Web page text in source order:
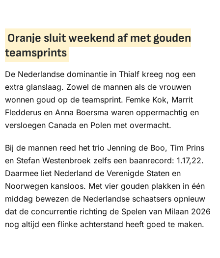
Oranje sluit weekend af met gouden
teamsprints
De Nederlandse dominantie in Thialf kreeg nog een
extra glanslaag. Zowel de mannen als de vrouwen
wonnen goud op de teamsprint. Femke Kok, Marrit
Fledderus en Anna Boersma waren oppermachtig en
versloegen Canada en Polen met overmacht.
Bij de mannen reed het trio Jenning de Boo, Tim Prins
en Stefan Westenbroek zelfs een baanrecord: 1.17,22.
Daarmee liet Nederland de Verenigde Staten en
Noorwegen kansloos. Met vier gouden plakken in één
middag bewezen de Nederlandse schaatsers opnieuw
dat de concurrentie richting de Spelen van Milaan 2026
nog altijd een flinke achterstand heeft goed te maken.